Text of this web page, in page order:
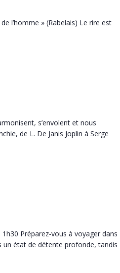
l’homme » (Rabelais) Le rire est
s’envolent et nous
de L. De Janis Joplin à Serge
Préparez-vous à voyager dans
un état de détente profonde, tandis